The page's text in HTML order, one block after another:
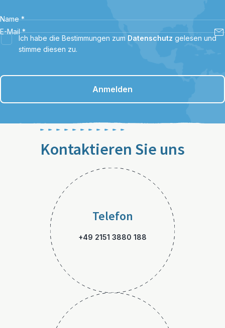
Name *
E-Mail *
Ich habe die Bestimmungen zum Datenschutz gelesen und
stimme diesen zu.
Anmelden
Kontaktieren Sie uns
Telefon
+49 2151 3880 188